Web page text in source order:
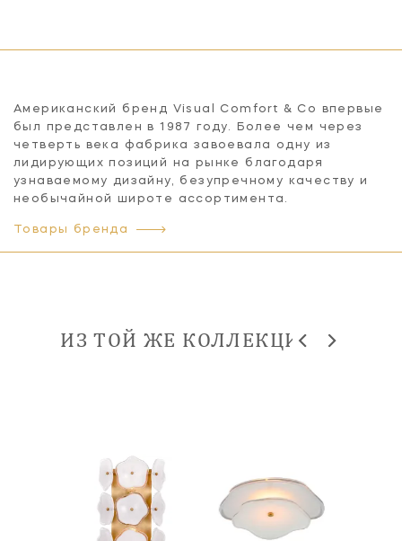
Американский бренд Visual Comfort & Co впервые
был представлен в 1987 году. Более чем через
четверть века фабрика завоевала одну из
лидирующих позиций на рынке благодаря
узнаваемому дизайну, безупречному качеству и
необычайной широте ассортимента.
Товары бренда
ИЗ ТОЙ ЖЕ КОЛЛЕКЦИИ